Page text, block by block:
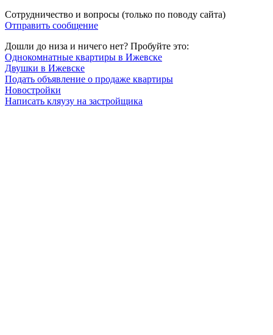
Сотрудничество и вопросы (только по поводу сайта)
Отправить сообщение
Дошли до низа и ничего нет? Пробуйте это:
Однокомнатные квартиры в Ижевске
Двушки в Ижевске
Подать объявление о продаже квартиры
Новостройки
Написать кляузу на застройщика